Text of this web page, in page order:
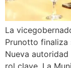
La
Prunotto finaliza
Nueva
rol clave. La